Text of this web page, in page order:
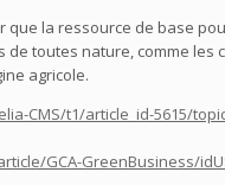
la ressource de base
de toutes nature, comme
agricole.
CMS/t1/article_id-5615/
GCA-GreenBusiness/